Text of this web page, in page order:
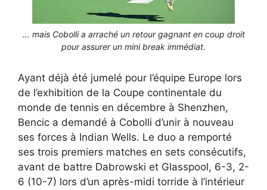
… mais Cobolli a arraché un retour gagnant en coup droit
pour assurer un mini break immédiat.
Ayant déjà été jumelé pour l’équipe Europe lors
de l’exhibition de la Coupe continentale du
monde de tennis en décembre à Shenzhen,
Bencic a demandé à Cobolli d’unir à nouveau
ses forces à Indian Wells. Le duo a remporté
ses trois premiers matches en sets consécutifs,
avant de battre Dabrowski et Glasspool, 6-3, 2-
6 (10-7) lors d’un après-midi torride à l’intérieur